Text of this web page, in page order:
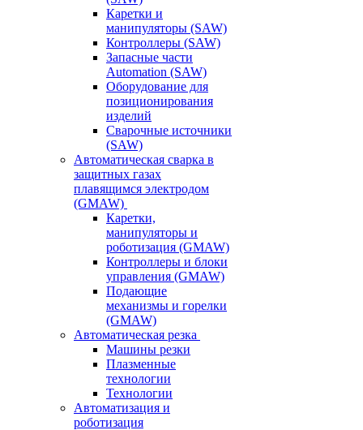
Каретки и
манипуляторы (SAW)
Контроллеры (SAW)
Запасные части
Automation (SAW)
Оборудование для
позиционирования
изделий
Сварочные источники
(SAW)
Автоматическая сварка в
защитных газах
плавящимся электродом
(GMAW)
Каретки,
манипуляторы и
роботизация (GMAW)
Контроллеры и блоки
управления (GMAW)
Подающие
механизмы и горелки
(GMAW)
Автоматическая резка
Машины резки
Плазменные
технологии
Технологии
Автоматизация и
роботизация